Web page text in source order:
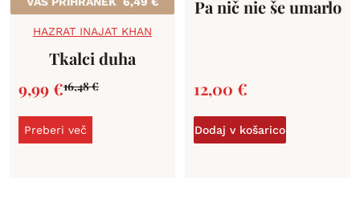
HAZRAT INAJAT KHAN
Tkalci duha
16,48€
9,99€
Preberi več
Pa nič nie še umarlo
12,00 €
Dodaj v košarico